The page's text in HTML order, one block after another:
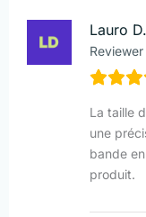
Lauro D.
Reviewer
La taille
une
bande
produit.